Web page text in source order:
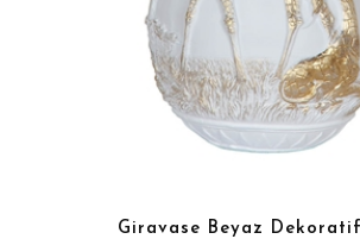
Giravase Beyaz